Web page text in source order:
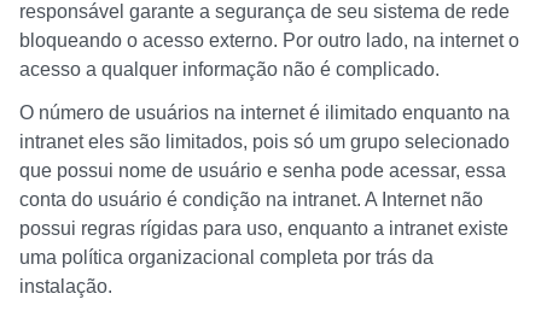
responsável garante a segurança de seu sistema de rede
bloqueando o acesso externo. Por outro lado, na internet o
acesso a qualquer informação não é complicado.
O número de usuários na internet é ilimitado enquanto na
intranet eles são limitados, pois só um grupo selecionado
que possui nome de usuário e senha pode acessar, essa
conta do usuário é condição na intranet. A Internet não
possui regras rígidas para uso, enquanto a intranet existe
uma política organizacional completa por trás da
instalação.